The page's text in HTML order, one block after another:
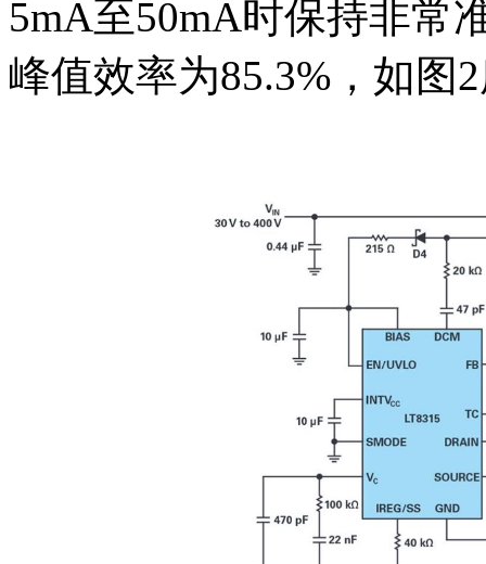
5mA至50mA时保持非常
峰值效率为85.3%，如图